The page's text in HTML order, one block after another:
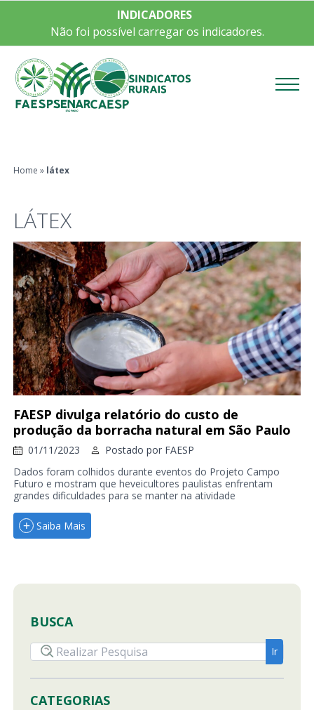
INDICADORES
Não foi possível carregar os indicadores.
Home » látex
LÁTEX
FAESP divulga relatório do custo de
produção da borracha natural em São Paulo
01/11/2023 Postado por FAESP
Dados foram colhidos durante eventos do Projeto Campo
Futuro e mostram que heveicultores paulistas enfrentam
grandes dificuldades para se manter na atividade
Saiba Mais
BUSCA
CATEGORIAS